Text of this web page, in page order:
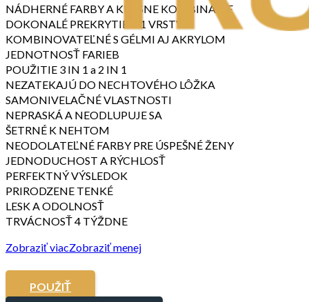
NÁDHERNÉ FARBY A KRÁSNE KOMBINÁCIE
DOKONALÉ PREKRYTIE V 1 VRSTVE
KOMBINOVATEĽNÉ S GÉLMI AJ AKRYLOM
JEDNOTNOSŤ FARIEB
POUŽITIE 3 IN 1 a 2 IN 1
NEZATEKAJÚ DO NECHTOVÉHO LÔŽKA
SAMONIVELAČNÉ VLASTNOSTI
NEPRASKÁ A NEODLUPUJE SA
ŠETRNÉ K NEHTOM
NEODOLATEĽNÉ FARBY PRE ÚSPEŠNÉ ŽENY
JEDNODUCHOST A RÝCHLOSŤ
PERFEKTNÝ VÝSLEDOK
PRIRODZENE TENKÉ
LESK A ODOLNOSŤ
TRVÁCNOSŤ 4 TÝŽDNE
Zobraziť viacZobraziť menej
POUŽIŤ